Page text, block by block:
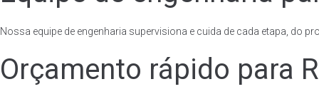
Nossa equipe de engenharia supervisiona e cuida de cada etapa, do
Orçamento rápido para